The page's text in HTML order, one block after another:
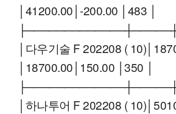
│41200.00│-200.00 │483 │
│다우기술 F 202208 (
│18700.00│150.00 │350 │
│하나투어 F 202208 (